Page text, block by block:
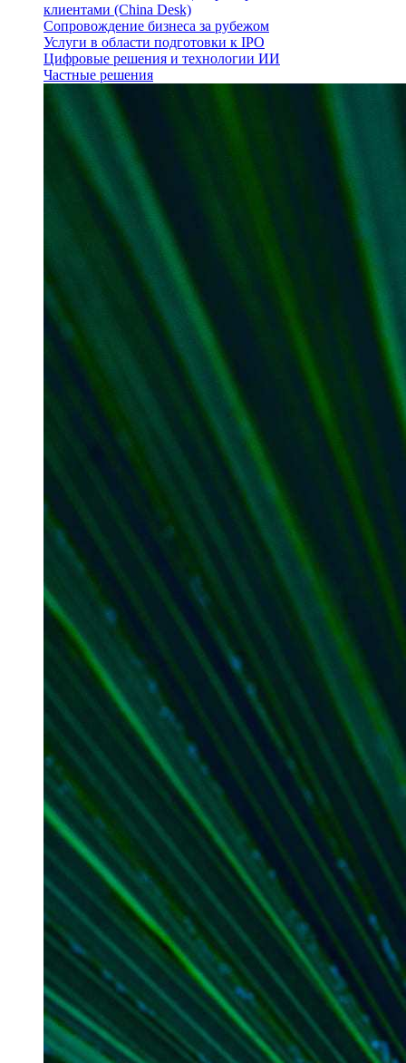
клиентами (China Desk)
Сопровождение бизнеса за рубежом
Услуги в области подготовки к IPO
Цифровые решения и технологии ИИ
Частные решения